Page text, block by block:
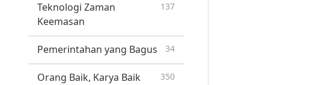
Teknologi Zaman
Keemasan
137
Pemerintahan yang Bagus 34
Orang Baik, Karya Baik 350